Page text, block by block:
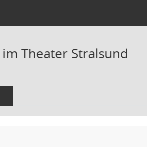
Theater Stralsund